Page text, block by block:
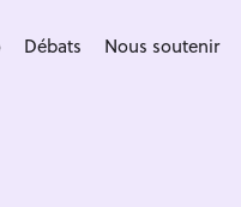
Débats Nous soutenir